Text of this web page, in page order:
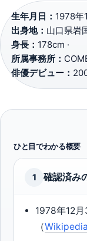
生年月日： 1978年
出身地： 山口県岩
身長： 178cm ·
所属事務所：
俳優デビュー：
ひと目でわかる概要
1 確認済み
1978年12
（Wikipedia